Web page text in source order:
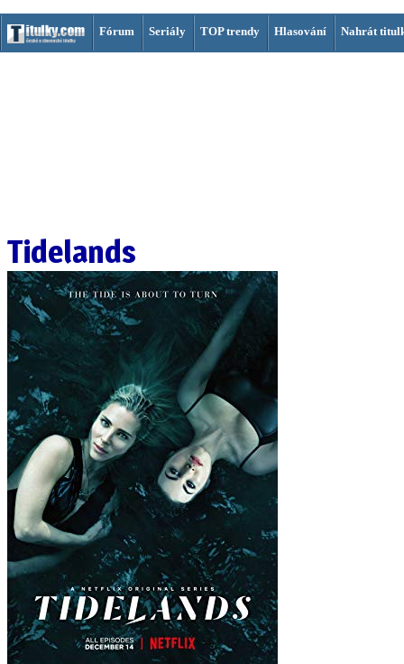
Fórum Seriály TOP trendy Hlasování Nahrát
Tidelands